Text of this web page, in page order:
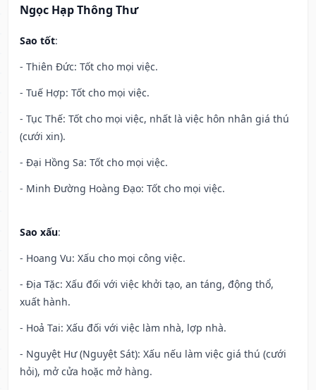
Ngọc Hạp Thông Thư
Sao tốt:
- Thiên Đức: Tốt cho mọi việc.
- Tuế Hợp: Tốt cho mọi việc.
- Tục Thế: Tốt cho mọi việc, nhất là việc hôn nhân giá thú
(cưới xin).
- Đại Hồng Sa: Tốt cho mọi việc.
- Minh Đường Hoàng Đạo: Tốt cho mọi việc.
Sao xấu:
- Hoang Vu: Xấu cho mọi công việc.
- Địa Tặc: Xấu đối với việc khởi tạo, an táng, động thổ,
xuất hành.
- Hoả Tai: Xấu đối với việc làm nhà, lợp nhà.
- Nguyệt Hư (Nguyệt Sát): Xấu nếu làm việc giá thú (cưới
hỏi), mở cửa hoặc mở hàng.